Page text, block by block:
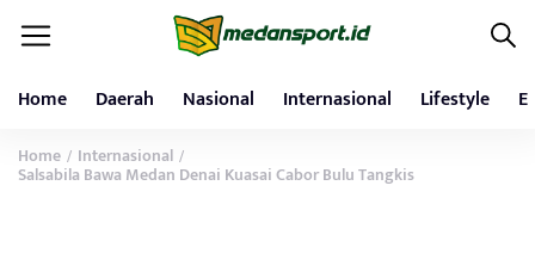
Home Daerah Nasional Internasional Lifestyle
Home / Internasional /
Salsabila Bawa Medan Denai Kuasai Cabor Bulu Tangkis